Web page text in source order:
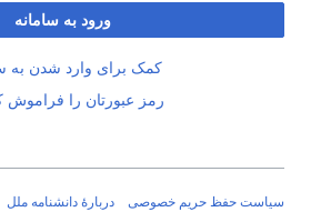
ورود به سامانه
کمک برای وارد شدن به
رمز عبورتان را فراموش
سیاست حفظ حریم خصوصی دربارهٔ دانشنامه ملل